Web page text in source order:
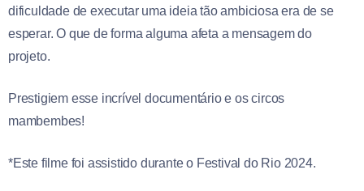
dificuldade de executar uma ideia tão ambiciosa era de se
esperar. O que de forma alguma afeta a mensagem do
projeto.
Prestigiem esse incrível documentário e os circos
mambembes!
*Este filme foi assistido durante o Festival do Rio 2024.